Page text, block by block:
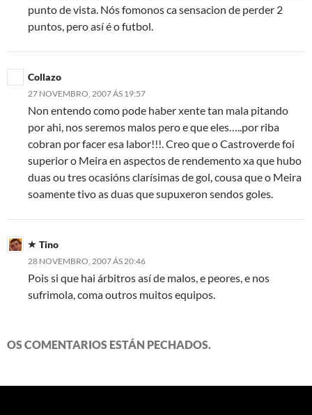
punto de vista. Nós fomonos ca sensacion de perder 2
puntos, pero así é o futbol.
Collazo
27 NOVEMBRO, 2007 ÁS 19:57
Non entendo como pode haber xente tan mala pitando
por ahi, nos seremos malos pero e que eles…..por riba
cobran por facer esa labor!!!. Creo que o Castroverde foi
superior o Meira en aspectos de rendemento xa que hubo
duas ou tres ocasións clarísimas de gol, cousa que o Meira
soamente tivo as duas que supuxeron sendos goles.
Tino
28 NOVEMBRO, 2007 ÁS 20:46
Pois si que hai árbitros así de malos, e peores, e nos
sufrimola, coma outros muitos equipos.
OS COMENTARIOS ESTÁN PECHADOS.